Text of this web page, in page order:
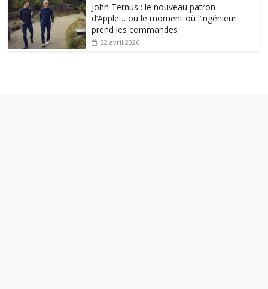
John Ternus : le nouveau patron
d’Apple… ou le moment où l’ingénieur
prend les commandes
22 avril 2026